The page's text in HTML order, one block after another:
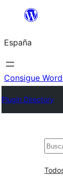
Saltar
contenido
España
Consigue
Plugin Directory